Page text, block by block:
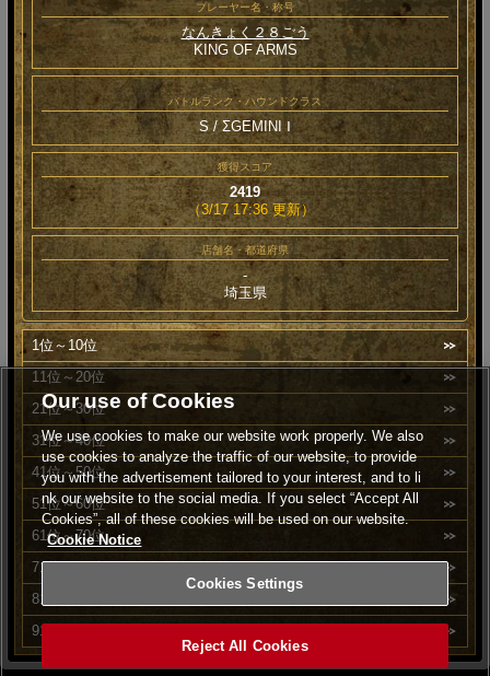
プレーヤー名・称号
なんきょく２８ごう
KING OF ARMS
バトルランク・ハウンドクラス
S / ΣGEMINI Ⅰ
獲得スコア
2419
（3/17 17:36 更新）
店舗名・都道府県
-
埼玉県
1位～10位
11位～20位
21位～30位
31位～40位
41位～50位
51位～60位
61位～70位
71位～80位
81位～90位
91位～100位
Our use of Cookies
We use cookies to make our website work properly. We also
use cookies to analyze the traffic of our website, to provide
you with the advertisement tailored to your interest, and to li
nk our website to the social media. If you select “Accept All
Cookies”, all of these cookies will be used on our website.
Cookie Notice
Cookies Settings
Reject All Cookies